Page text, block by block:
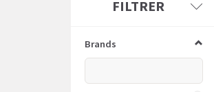
FILTRER
Brands